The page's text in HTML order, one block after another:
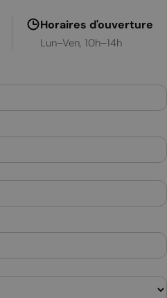
Horaires d'ouverture
Lun–Ven, 10h–14h